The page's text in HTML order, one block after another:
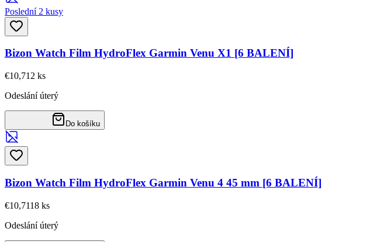
Poslední 2 kusy
Bizon Watch Film HydroFlex Garmin Venu X1 [6 BALENÍ]
€10,71 2 ks
Odeslání úterý
Do košíku
Bizon Watch Film HydroFlex Garmin Venu 4 45 mm [6 BALENÍ]
€10,7118 ks
Odeslání úterý